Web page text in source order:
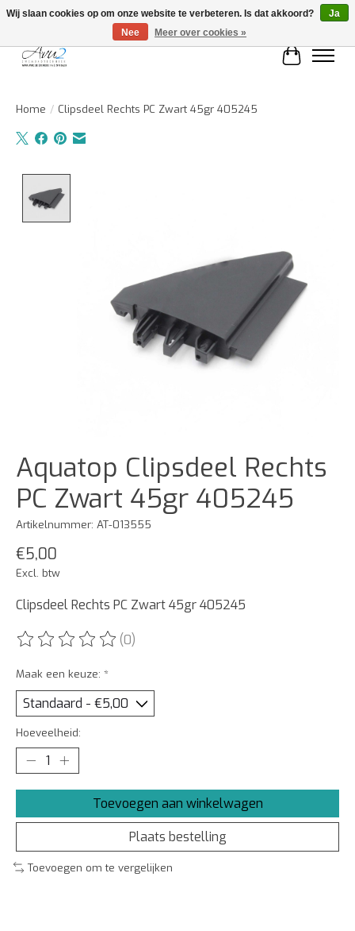
Home / Clipsdeel Rechts PC Zwart 45gr 405245
Aquatop Clipsdeel Rechts
PC Zwart 45gr 405245
Artikelnummer: AT-013555
€5,00
Excl. btw
Clipsdeel Rechts PC Zwart 45gr 405245
De beoordeling van dit product is
(0)
Maak een keuze: *
Hoeveelheid:
Toevoegen aan winkelwagen
Plaats bestelling
Toevoegen om te vergelijken
Wij slaan cookies op om onze website te verbeteren. Is dat akkoord?
Ja
Nee
Meer over cookies »